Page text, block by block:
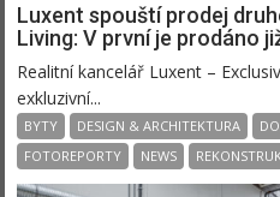
Luxent spouští prodej
Living: V první je prodáno
Realitní kancelář Luxent –
exkluzivní...
BYTY DESIGN & ARCHITEKTURA
FOTOREPORTY
NEWS